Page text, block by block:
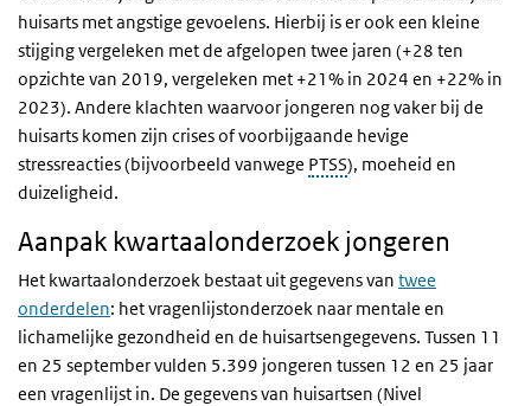
huisarts met angstige gevoelens. Hierbij is er ook een kleine
stijging vergeleken met de afgelopen twee jaren (+28 ten
opzichte van 2019, vergeleken met +21% in 2024 en +22% in
2023). Andere klachten waarvoor jongeren nog vaker bij de
huisarts komen zijn crises of voorbijgaande hevige
stressreacties (bijvoorbeeld vanwege PTSS), moeheid en
duizeligheid.
Aanpak kwartaalonderzoek jongeren
Het kwartaalonderzoek bestaat uit gegevens van twee
onderdelen: het vragenlijstonderzoek naar mentale en
lichamelijke gezondheid en de huisartsengegevens. Tussen 11
en 25 september vulden 5.399 jongeren tussen 12 en 25 jaar
een vragenlijst in. De gegevens van huisartsen (Nivel